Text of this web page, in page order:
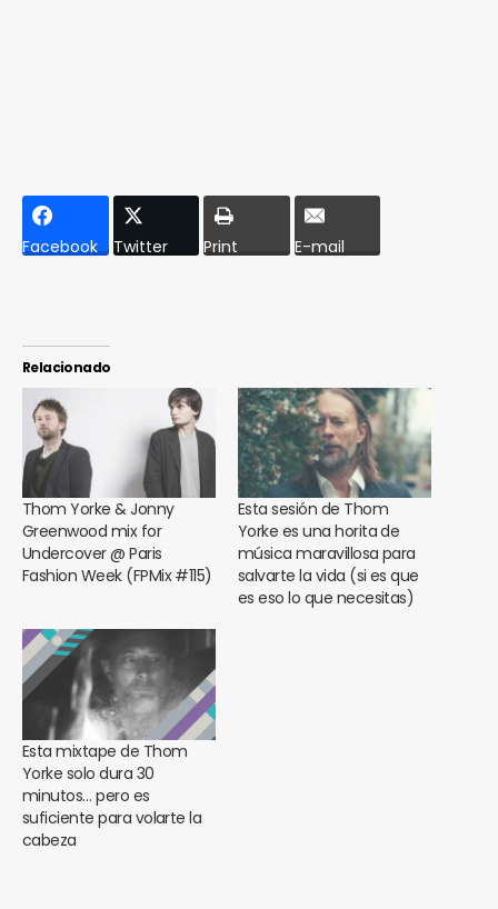
Facebook Twitter Print E-mail
Relacionado
Thom Yorke & Jonny
Greenwood mix for
Undercover @ Paris
Fashion Week (FPMix #115)
Esta sesión de Thom
Yorke es una horita de
música maravillosa para
salvarte la vida (si es que
es eso lo que necesitas)
Esta mixtape de Thom
Yorke solo dura 30
minutos… pero es
suficiente para volarte la
cabeza